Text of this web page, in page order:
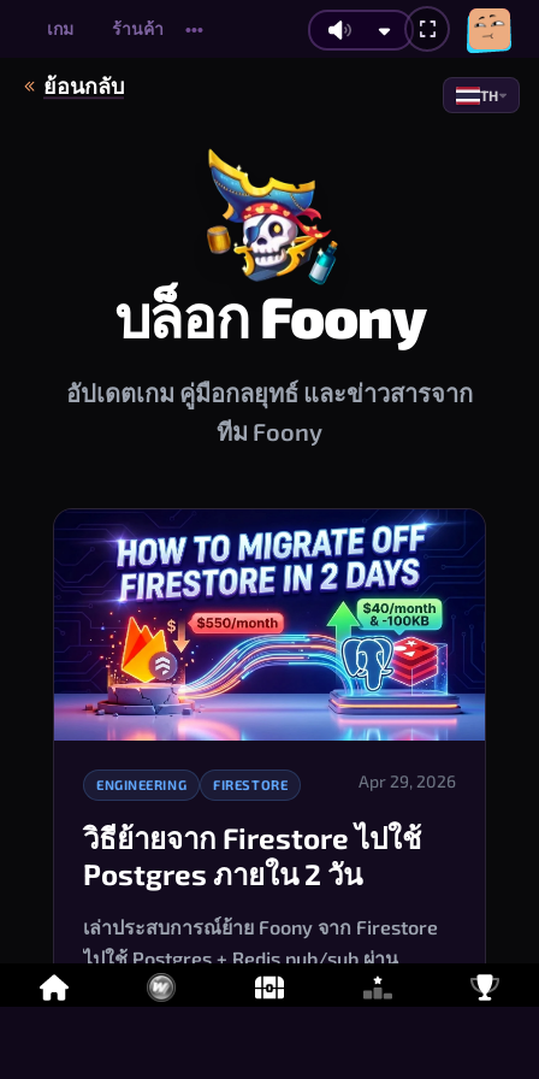
เกม ร้านค้า •••
ย้อนกลับ TH
บล็อก Foony
อัปเดตเกม คู่มือกลยุทธ์ และข่าวสารจาก
ทีม Foony
ENGINEERING FIRESTORE Apr 29, 2026
วิธีย้ายจาก Firestore ไปใช้
Postgres ภายใน 2 วัน
เล่าประสบการณ์ย้าย Foony จาก Firestore
ไปใช้ Postgres + Redis pub/sub ผ่าน
Change Data Capture ภายในแค่ 2 วัน ลดค่า